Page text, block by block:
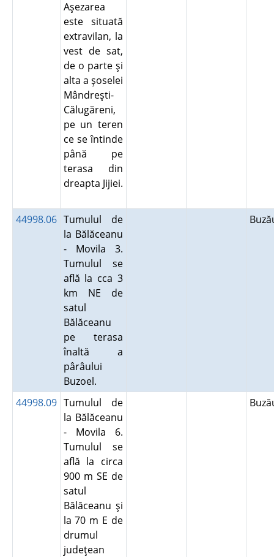
Aşezarea
este situată
extravilan, la
vest de sat,
de o parte şi
alta a şoselei
Mândreşti-
Călugăreni,
pe un teren
ce se întinde
până pe
terasa din
dreapta Jijiei.
44998.06 Tumulul de
la Bălăceanu
- Movila 3.
Tumulul se
află la cca 3
km NE de
satul
Bălăceanu
pe terasa
înaltă a
pârâului
Buzoel.
44998.09 Tumulul de
la Bălăceanu
- Movila 6.
Tumulul se
află la circa
900 m SE de
satul
Bălăceanu şi
la 70 m E de
drumul
judeţean